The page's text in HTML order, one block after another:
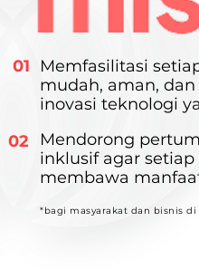
Memfasilitasi
mudah, aman,
inovasi teknologi
Mendorong
inklusif agar
membawa
*bagi masyarakat dan bisnis
01
02